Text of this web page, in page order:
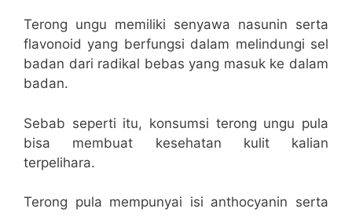
Terong ungu memiliki senyawa nasunin serta
flavonoid yang berfungsi dalam melindungi sel
badan dari radikal bebas yang masuk ke dalam
badan.
Sebab seperti itu, konsumsi terong ungu pula
bisa membuat kesehatan kulit kalian
terpelihara.
Terong pula mempunyai isi anthocyanin serta